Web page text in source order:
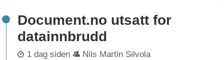
Document.no utsatt for
datainnbrudd
1 dag siden Nils Martin Silvola